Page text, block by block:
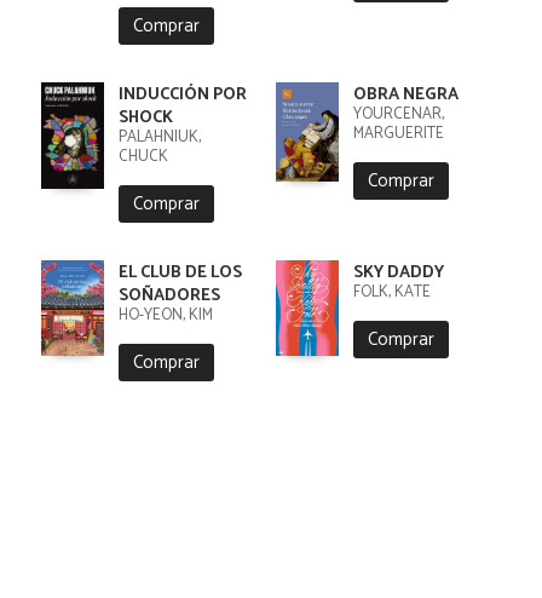
Comprar
INDUCCIÓN POR
SHOCK
PALAHNIUK,
CHUCK
Comprar
OBRA NEGRA
YOURCENAR,
MARGUERITE
Comprar
EL CLUB DE LOS
SOÑADORES
HO-YEON, KIM
Comprar
SKY DADDY
FOLK, KATE
Comprar